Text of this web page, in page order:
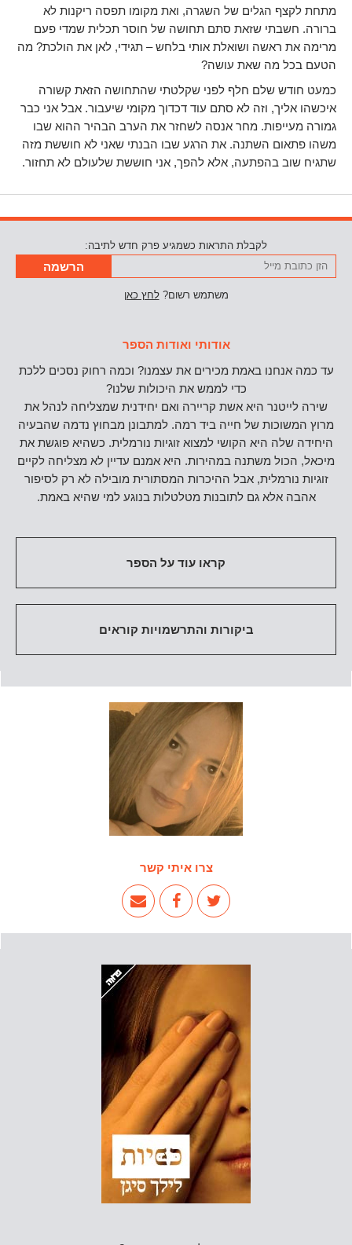
מתחת לקצף הגלים של השגרה, ואת מקומו תפסה ריקנות לא
ברורה. חשבתי שזאת סתם תחושה של חוסר תכלית שמדי פעם
מרימה את ראשה ושואלת אותי בלחש – תגידי, לאן את הולכת? מה
הטעם בכל מה שאת עושה?
כמעט חודש שלם חלף לפני שקלטתי שהתחושה הזאת קשורה
איכשהו אליך, וזה לא סתם עוד דכדוך מקומי שיעבור. אבל אני כבר
גמורה מעייפות. מחר אנסה לשחזר את הערב הבהיר ההוא שבו
משהו פתאום השתנה. את הרגע שבו הבנתי שאני לא חוששת מזה
שתגיח שוב בהפתעה, אלא להפך, אני חוששת שלעולם לא תחזור.
לקבלת התראות כשמגיע פרק חדש לתיבה:
כתובת
מייל
משתמש רשום?לחץ כאן
אודותי ואודות הספר
עד כמה אנחנו באמת מכירים את עצמנו? וכמה רחוק נסכים ללכת
כדי לממש את היכולות שלנו?
שירה לייטנר היא אשת קריירה ואם יחידנית שמצליחה לנהל את
מרוץ המשוכות של חייה ביד רמה. למתבונן מבחוץ נדמה שהבעיה
היחידה שלה היא הקושי למצוא זוגיות נורמלית. כשהיא פוגשת את
מיכאל, הכול משתנה במהירות. היא אמנם עדיין לא מצליחה לקיים
זוגיות נורמלית, אבל ההיכרות המסתורית מובילה לא רק לסיפור
אהבה אלא גם לתובנות מטלטלות בנוגע למי שהיא באמת.
קראו עוד על הספר
ביקורות והתרשמויות קוראים
צרו איתי קשר